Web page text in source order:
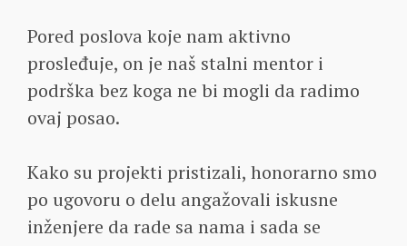
Pored poslova koje nam aktivno
prosleđuje, on je naš stalni mentor i
podrška bez koga ne bi mogli da radimo
ovaj posao.
Kako su projekti pristizali, honorarno smo
po ugovoru o delu angažovali iskusne
inženjere da rade sa nama i sada se